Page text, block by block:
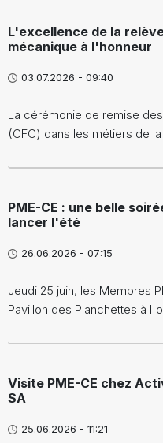
L'excellence de la
mécanique à l'honneur
03.07.2026 - 09:40
La cérémonie de remise
(CFC) dans les métiers de
PME-CE : une belle
lancer l'été
26.06.2026 - 07:15
Jeudi 25 juin, les Membres
Pavillon des Planchettes à
Visite PME-CE chez
SA
25.06.2026 - 11:21